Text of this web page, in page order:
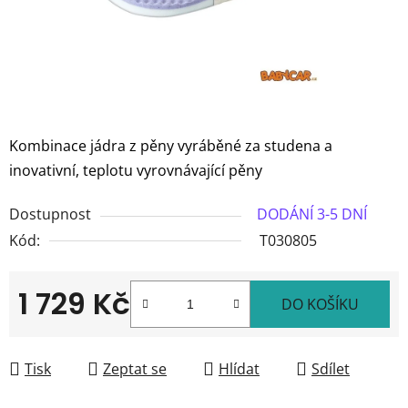
Kombinace jádra z pěny vyráběné za studena a
inovativní, teplotu vyrovnávající pěny
Dostupnost
DODÁNÍ 3-5 DNÍ
Kód:
T030805
1 729 Kč DO KOŠÍKU
Tisk Zeptat se Hlídat Sdílet